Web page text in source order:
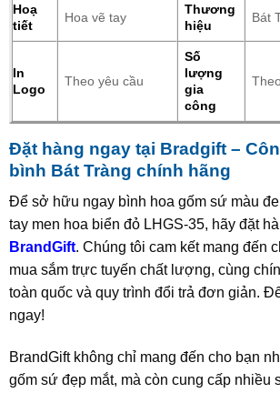
Hoạ
tiết
Hoa vẽ tay
Thương
hiệu
Bát
In
Logo
Theo yêu cầu
Số
lượng
gia
công
Đặt hàng ngay tại Bradgift –
bình Bát Tràng chính hãng
Để sở hữu ngay bình hoa gốm sứ màu
tay men hoa biển đỏ LHGS-35, hãy đặt
BrandGift. Chúng tôi cam kết mang đến
mua sắm trực tuyến chất lượng, cùng
toàn quốc và quy trình đổi trả đơn giản.
ngay!
BrandGift không chỉ mang đến cho bạn
gốm sứ đẹp mắt, mà còn cung cấp nhiều